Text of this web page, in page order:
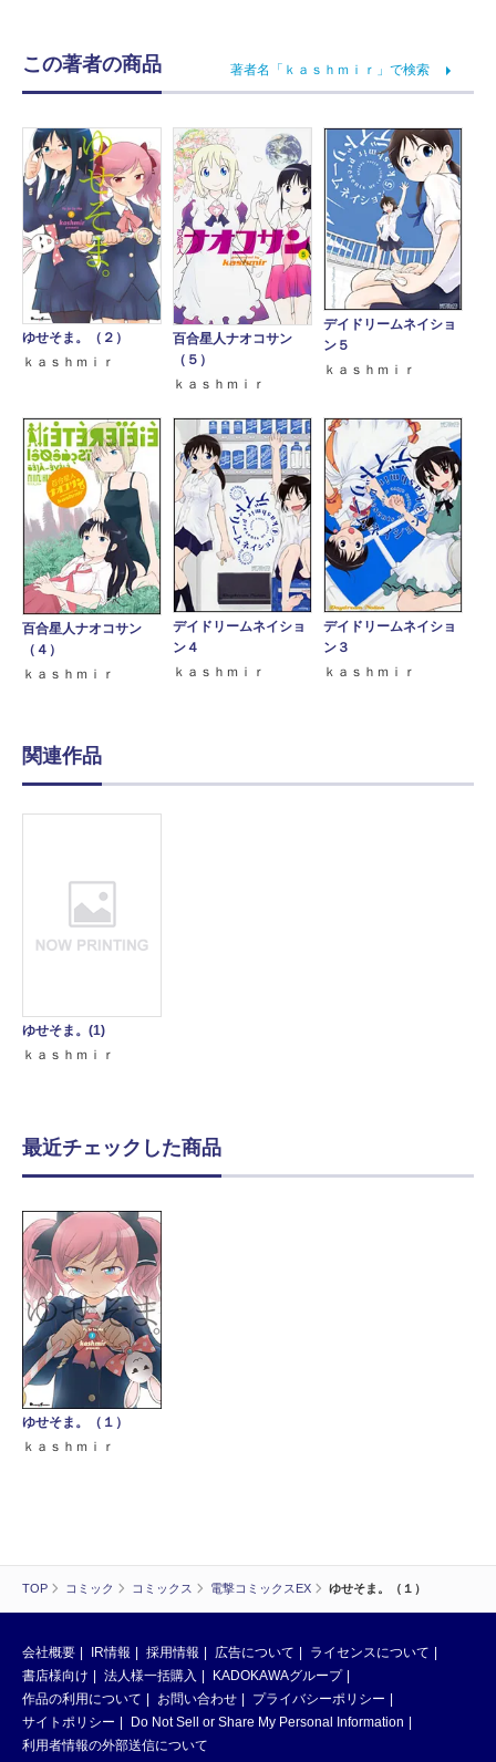
TOP コミック コミックス 電撃コミックスEX ゆせそま。（１）
この著者の商品 著者名「ｋａｓｈｍｉｒ」で検索
ゆせそま。（２）
ｋａｓｈｍｉｒ
百合星人ナオコサン
（５）
ｋａｓｈｍｉｒ
デイドリームネイショ
ン５
ｋａｓｈｍｉｒ
百合星人ナオコサン
（４）
ｋａｓｈｍｉｒ
デイドリームネイショ
ン４
ｋａｓｈｍｉｒ
デイドリームネイショ
ン３
ｋａｓｈｍｉｒ
関連作品
ゆせそま。(1)
ｋａｓｈｍｉｒ
最近チェックした商品
ゆせそま。（１）
ｋａｓｈｍｉｒ
会社概要 IR情報 採用情報 広告について
ライセンスについて
書店様向け
法人様一括購入
KADOKAWAグループ
作品の利用について
お問い合わせ
プライバシーポリシー
サイトポリシー
Do Not Sell or Share My Personal Information
利用者情報の外部送信について